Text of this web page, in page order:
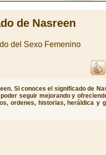
de Nasreen
del Sexo Femenino
Si conoces el significado de
seguir mejorando y
ordenes, historias, heráldica y